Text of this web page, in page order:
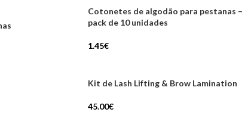
Cotonetes de algodão para pestanas –
pack de 10 unidades
1.45€
Kit de Lash Lifting & Brow Lamination
45.00€